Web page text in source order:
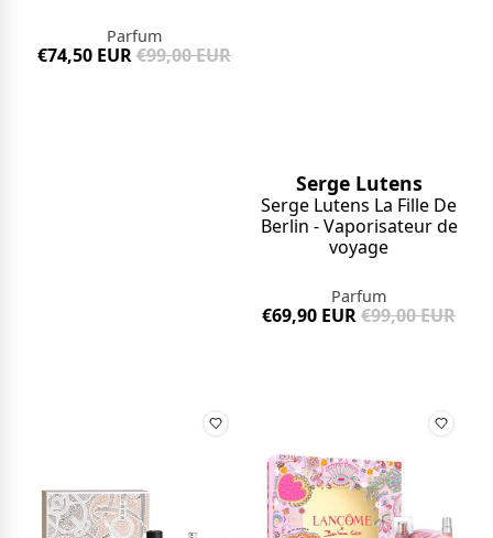
Parfum
€74,50 EUR€99,00 EUR
Serge Lutens
Serge Lutens La Fille De
Berlin - Vaporisateur de
voyage
Parfum
€69,90 EUR€99,00 EUR